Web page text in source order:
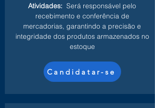
Atividades: Será responsável pelo
recebimento e conferência de
mercadorias, garantindo a precisão e
integridade dos produtos armazenados no
estoque
Candidatar-se